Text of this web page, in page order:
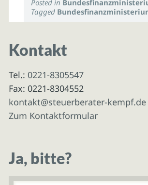
Posted in
Tagged
Kontakt
Tel.: 0221-8305547
Fax: 0221-8304552
kontakt@steuerberater-kempf.de
Zum Kontaktformular
Ja, bitte?